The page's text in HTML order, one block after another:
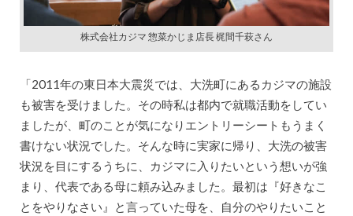
株式会社カジマ 惣菜かじま店長 梶間千萩さん
「2011年の東日本大震災では、大洗町にあるカジマの施設
も被害を受けました。その時私は都内で就職活動をしてい
ましたが、町のことが気になりエントリーシートもうまく
書けない状況でした。そんな時に実家に帰り、大洗の被害
状況を目にするうちに、カジマに入りたいという想いが強
まり、代表である母に頼み込みました。最初は『好きなこ
とをやりなさい』と言っていた母を、自分のやりたいこと